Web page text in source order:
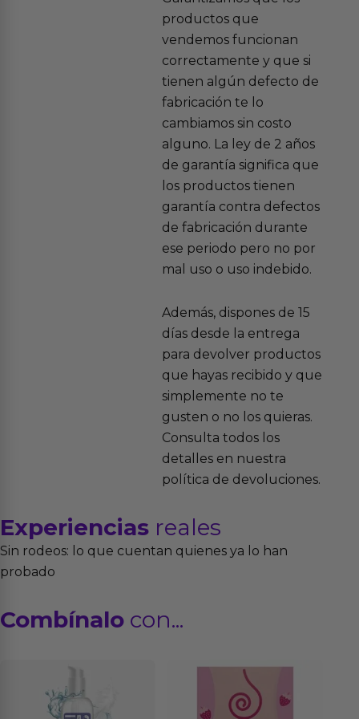
productos que
vendemos funcionan
correctamente y que si
tienen algún defecto de
fabricación te lo
cambiamos sin costo
alguno. La ley de 2 años
de garantía significa que
los productos tienen
garantía contra defectos
de fabricación durante
ese periodo pero no por
mal uso o uso indebido.
Además, dispones de 15
días desde la entrega
para devolver productos
que hayas recibido y que
simplemente no te
gusten o no los quieras.
Consulta todos los
detalles en nuestra
política de devoluciones.
Experiencias reales
Sin rodeos: lo que cuentan quienes ya lo han
probado
Combínalo con...